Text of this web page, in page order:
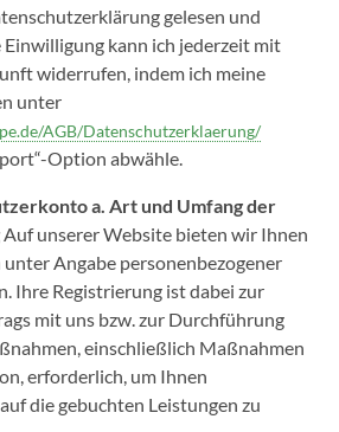
gelesen und
Einwilligung kann ich jederzeit mit
widerrufen, indem ich meine
unter
AGB/Datenschutzerklaerung/
Option abwähle.
a. Art und Umfang der
Auf unserer Website bieten wir Ihnen
Angabe personenbezogener
Ihre Registrierung ist dabei zur
mit uns bzw. zur Durchführung
einschließlich Maßnahmen
erforderlich, um Ihnen
die gebuchten Leistungen zu